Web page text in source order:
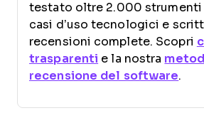
testato oltre 2.000 strumenti
casi d’uso tecnologici e
recensioni complete. Scopri
trasparenti e la nostra
recensione del software.